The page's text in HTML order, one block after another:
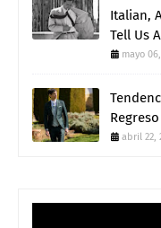
Italian,
Tell Us
mayo
abril 22,